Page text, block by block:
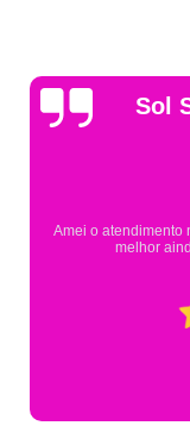
Pesquisei
Eureka.